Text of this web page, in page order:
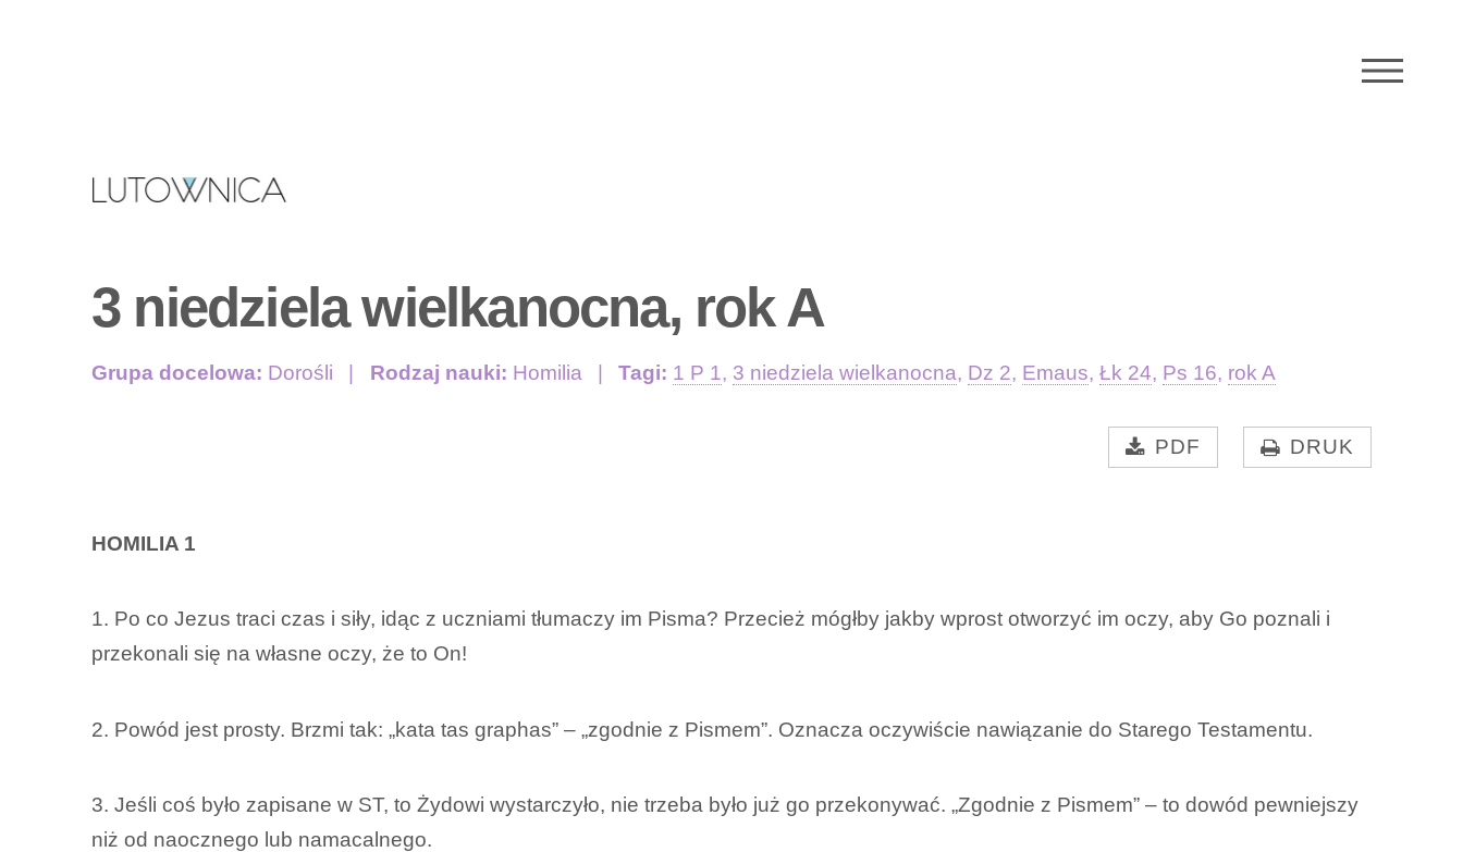
3 niedziela wielkanocna, rok A
Grupa docelowa: Dorośli Rodzaj nauki: Homilia Tagi: 1 P 1, 3 niedziela wielkanocna, Dz 2, Emaus,Łk 24, Ps 16, rok A
PDF DRUK
HOMILIA 1
1. Po co Jezus traci czas i siły, idąc z uczniami tłumaczy im Pisma? Przecież mógłby jakby wprost otworzyć im oczy, aby Go poznali i
przekonali się na własne oczy, że to On!
2. Powód jest prosty. Brzmi tak: „kata tas graphas” – „zgodnie z Pismem”. Oznacza oczywiście nawiązanie do Starego Testamentu.
3. Jeśli coś było zapisane w ST, to Żydowi wystarczyło, nie trzeba było już go przekonywać. „Zgodnie z Pismem” – to dowód pewniejszy
niż od naocznego lub namacalnego.